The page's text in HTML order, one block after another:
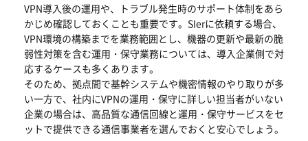
VPN導入後の運用や、トラブル発生時のサポート体制をあら
かじめ確認しておくことも重要です。SIerに依頼する場合、
VPN環境の構築までを業務範囲とし、機器の更新や最新の脆
弱性対策を含む運用・保守業務については、導入企業側で対
応するケースも多くあります。
そのため、拠点間で基幹システムや機密情報のやり取りが多
い一方で、社内にVPNの運用・保守に詳しい担当者がいない
企業の場合は、高品質な通信回線と運用・保守サービスをセ
ットで提供できる通信事業者を選んでおくと安心でしょう。